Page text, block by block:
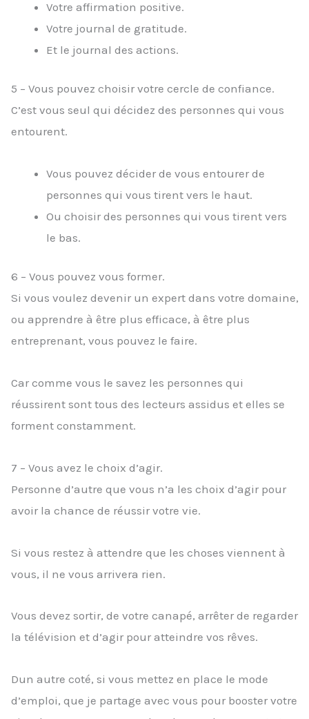
Votre affirmation positive.
Votre journal de gratitude.
Et le journal des actions.
5 – Vous pouvez choisir votre cercle de confiance.
C’est vous seul qui décidez des personnes qui vous
entourent.
Vous pouvez décider de vous entourer de
personnes qui vous tirent vers le haut.
Ou choisir des personnes qui vous tirent vers
le bas.
6 – Vous pouvez vous former.
Si vous voulez devenir un expert dans votre domaine,
ou apprendre à être plus efficace, à être plus
entreprenant, vous pouvez le faire.
Car comme vous le savez les personnes qui
réussirent sont tous des lecteurs assidus et elles se
forment constamment.
7 – Vous avez le choix d’agir.
Personne d’autre que vous n’a les choix d’agir pour
avoir la chance de réussir votre vie.
Si vous restez à attendre que les choses viennent à
vous, il ne vous arrivera rien.
Vous devez sortir, de votre canapé, arrêter de regarder
la télévision et d’agir pour atteindre vos rêves.
Dun autre coté, si vous mettez en place le mode
d’emploi, que je partage avec vous pour booster votre